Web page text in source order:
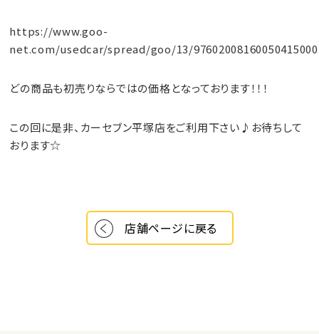
https://www.goo-
net.com/usedcar/spread/goo/13/
どの商品も初売りならではの価格となっております！！！
この回に是非、カーセブン平塚店をご利用下さい♪お待ちして
おります☆
店舗ページに戻る